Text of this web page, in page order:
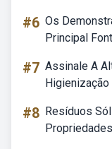
#6 Os
Principal
#7 Assinale A
#8 Resíduos